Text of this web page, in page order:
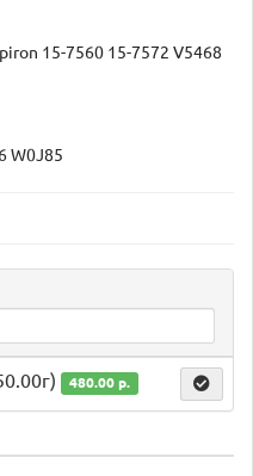
15-7560 15-7572 V5468
W0J85
480.00 р.